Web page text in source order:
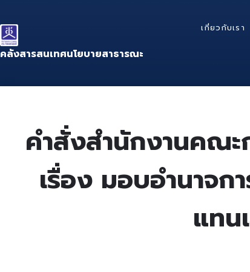
to
content
to
main
navigation
to
footer
คลังสารสนเทศนโยบายสาธารณะ
เกี่ยวกับเรา
คำสั่งสำนักงานคณ
เรื่อง มอบอำนาจก
แทน